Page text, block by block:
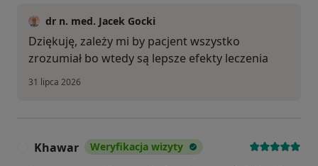
dr n. med. Jacek Gocki
Dziękuję, zależy mi by pacjent wszystko
zrozumiał bo wtedy są lepsze efekty leczenia
31 lipca 2026
Khawar Weryfikacja wizyty